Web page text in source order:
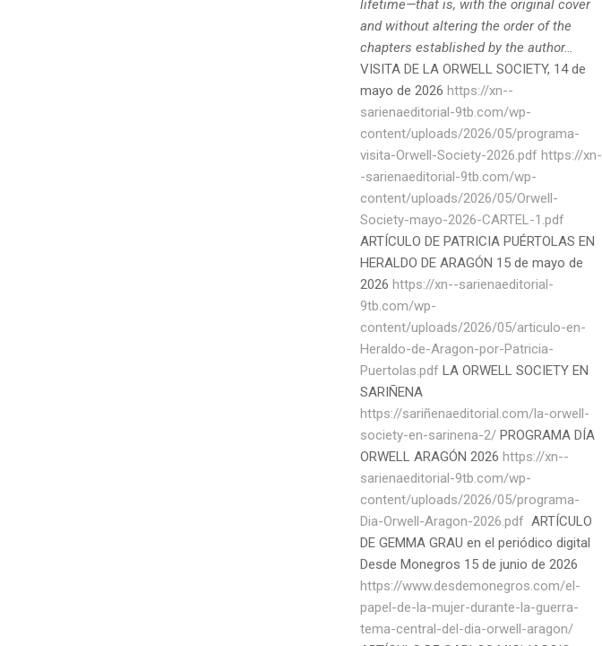
lifetime—that is, with the original cover
and without altering the order of the
chapters established by the author…
VISITA DE LA ORWELL SOCIETY, 14 de
mayo de 2026 https://xn--
sarienaeditorial-9tb.com/wp-
content/uploads/2026/05/programa-
visita-Orwell-Society-2026.pdf https://xn-
-sarienaeditorial-9tb.com/wp-
content/uploads/2026/05/Orwell-
Society-mayo-2026-CARTEL-1.pdf
ARTÍCULO DE PATRICIA PUÉRTOLAS EN
HERALDO DE ARAGÓN 15 de mayo de
2026 https://xn--sarienaeditorial-
9tb.com/wp-
content/uploads/2026/05/articulo-en-
Heraldo-de-Aragon-por-Patricia-
Puertolas.pdf LA ORWELL SOCIETY EN
SARIÑENA
https://sariñenaeditorial.com/la-orwell-
society-en-sarinena-2/ PROGRAMA DÍA
ORWELL ARAGÓN 2026 https://xn--
sarienaeditorial-9tb.com/wp-
content/uploads/2026/05/programa-
Dia-Orwell-Aragon-2026.pdf ARTÍCULO
DE GEMMA GRAU en el periódico digital
Desde Monegros 15 de junio de 2026
https://www.desdemonegros.com/el-
papel-de-la-mujer-durante-la-guerra-
tema-central-del-dia-orwell-aragon/